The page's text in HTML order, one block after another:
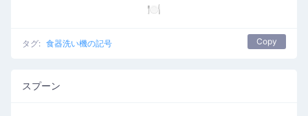
🍽️
タグ: 食器洗い機の記号 Copy
スプーン